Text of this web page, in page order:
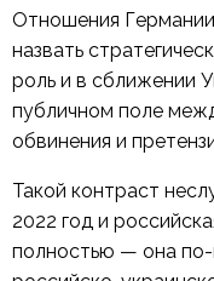
Отношения
назвать
роль и в сближении
публичном поле
обвинения и
Такой контраст
2022 год и
полностью — она по-